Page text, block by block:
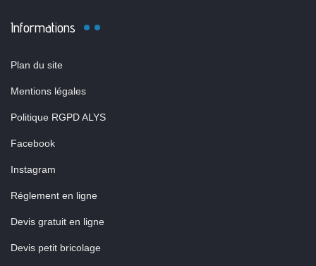
Informations
Plan du site
Mentions légales
Politique RGPD ALYS
Facebook
Instagram
Réglement en ligne
Devis gratuit en ligne
Devis petit bricolage